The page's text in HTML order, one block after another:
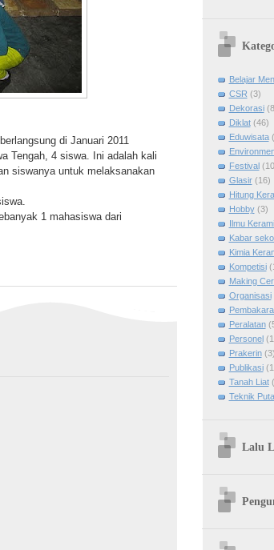
di Januari 2011
Tengah, 4 siswa. Ini adalah kali
siswanya untuk melaksanakan
1 mahasiswa dari
Belajar
CSR (3)
Dekorasi
Diklat (46)
Eduwisata
Festival
Glasir (16)
Hitung
Hobby (3)
Ilmu
Kabar
Kimia
Kompetisi
Making
Organisasi
Peralatan
Personel
Prakerin (3)
Publikasi
Tanah Liat
Teknik
Lalu